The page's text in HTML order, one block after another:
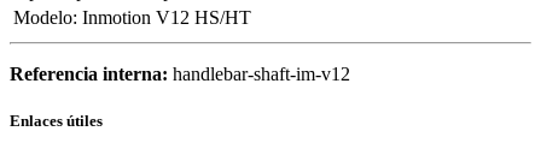
Modelo: Inmotion V12 HS/HT
Referencia interna: handlebar-shaft-im-v12
Enlaces útiles